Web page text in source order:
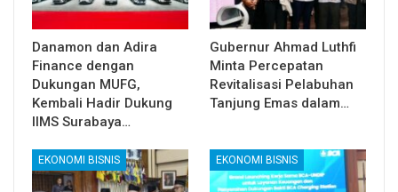
Danamon dan Adira
Finance dengan
Dukungan MUFG,
Kembali Hadir Dukung
IIMS Surabaya…
Gubernur Ahmad Luthfi
Minta Percepatan
Revitalisasi Pelabuhan
Tanjung Emas dalam…
EKONOMI BISNIS EKONOMI BISNIS